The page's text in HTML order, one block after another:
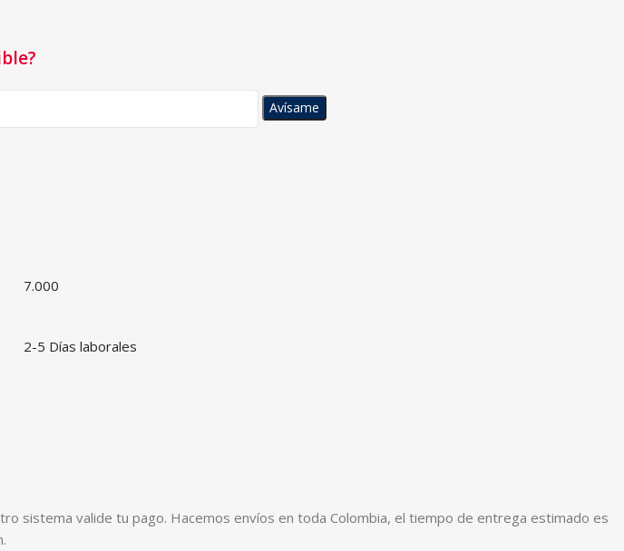
Avísame
7.000
2-5 Días laborales
sistema valide tu pago. Hacemos envíos en toda Colombia, el tiempo de entrega estimado es